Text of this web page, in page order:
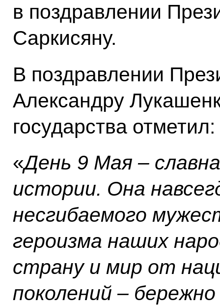
в поздравлении
Саркисяну.
В поздравлении
Александру
государства отметил:
«День 9 Мая –
истории. Она
несгибаемого
героизма наших
страну и мир от
поколений –